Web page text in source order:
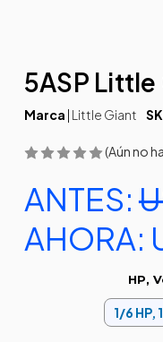
5ASP
Marca | Little Giant
(Aún no
ANTES:
AHORA:
HP,
1/6 HP,